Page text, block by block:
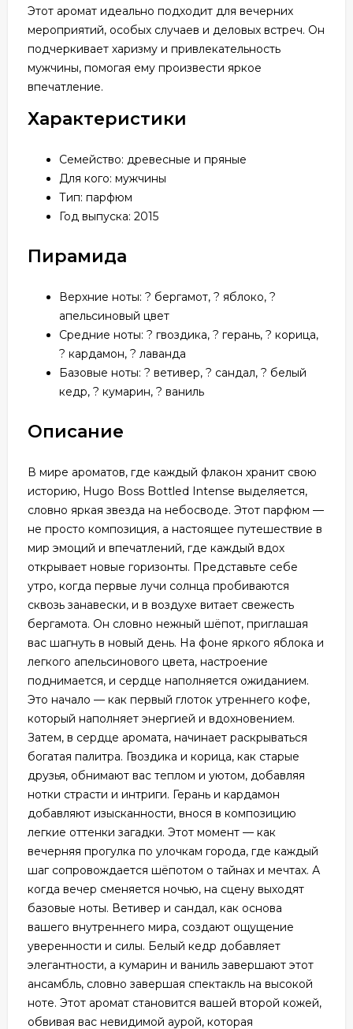
Этот аромат идеально подходит для вечерних
мероприятий, особых случаев и деловых встреч. Он
подчеркивает харизму и привлекательность
мужчины, помогая ему произвести яркое
впечатление.
Характеристики
Семейство: древесные и пряные
Для кого: мужчины
Тип: парфюм
Год выпуска: 2015
Пирамида
Верхние ноты: ? бергамот, ? яблоко, ?
апельсиновый цвет
Средние ноты: ? гвоздика, ? герань, ?️ корица,
? кардамон, ? лаванда
Базовые ноты: ? ветивер, ? сандал, ? белый
кедр, ? кумарин, ? ваниль
Описание
В мире ароматов, где каждый флакон хранит свою
историю, Hugo Boss Bottled Intense выделяется,
словно яркая звезда на небосводе. Этот парфюм —
не просто композиция, а настоящее путешествие в
мир эмоций и впечатлений, где каждый вдох
открывает новые горизонты. Представьте себе
утро, когда первые лучи солнца пробиваются
сквозь занавески, и в воздухе витает свежесть
бергамота. Он словно нежный шёпот, приглашая
вас шагнуть в новый день. На фоне яркого яблока и
легкого апельсинового цвета, настроение
поднимается, и сердце наполняется ожиданием.
Это начало — как первый глоток утреннего кофе,
который наполняет энергией и вдохновением.
Затем, в сердце аромата, начинает раскрываться
богатая палитра. Гвоздика и корица, как старые
друзья, обнимают вас теплом и уютом, добавляя
нотки страсти и интриги. Герань и кардамон
добавляют изысканности, внося в композицию
легкие оттенки загадки. Этот момент — как
вечерняя прогулка по улочкам города, где каждый
шаг сопровождается шёпотом о тайнах и мечтах. А
когда вечер сменяется ночью, на сцену выходят
базовые ноты. Ветивер и сандал, как основа
вашего внутреннего мира, создают ощущение
уверенности и силы. Белый кедр добавляет
элегантности, а кумарин и ваниль завершают этот
ансамбль, словно завершая спектакль на высокой
ноте. Этот аромат становится вашей второй кожей,
обвивая вас невидимой аурой, которая